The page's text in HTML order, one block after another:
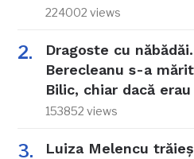
224002 views
Dragoste cu
Berecleanu s-a
Bilic, chiar dacă
153852 views
Luiza Melencu